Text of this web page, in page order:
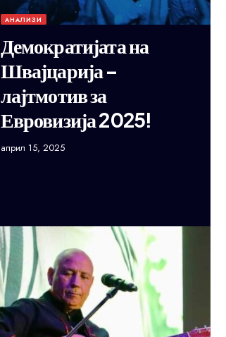
АНАЛИЗИ
Демократијата на
Швајцарија –
лајтмотив за
Евровизија 2025!
април 15, 2025